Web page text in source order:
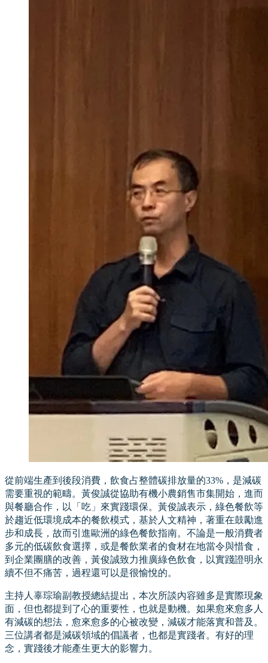
從前端生產到後段消費，飲食占整體碳排放量的33%，是減碳
需要重視的範疇。黃俊誠從協助有機小農銷售市集開始，進而
與餐廳合作，以「吃」來實踐環保。黃俊誠表示，綠色餐飲等
於趨近低環境成本的餐飲模式，基於人文精神，著重在鼓勵進
步和成長，故而引進歐洲的綠色餐飲指南。不論是一般消費者
多元的低碳飲食選擇，或是餐飲業者的食材在地當令與惜食，
到企業團膳的改善，黃俊誠致力推廣綠色飲食，以實踐證明永
續不但不痛苦，過程還可以是很愉悅的。
主持人辜琮瑜副教授總結提出，本次所談內容雖多是實際現象
面，但也都提到了心的重要性，也就是動機。如果愈來愈多人
有減碳的想法，愈來愈多的心被改變，減碳才能落實和普及。
三位講者都是減碳領域的倡議者，也都是實踐者。有好的理
念，實踐後才能產生更大的影響力。